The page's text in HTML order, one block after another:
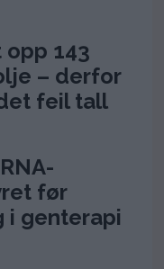
opp 143
– derfor
feil tall
før
i genterapi